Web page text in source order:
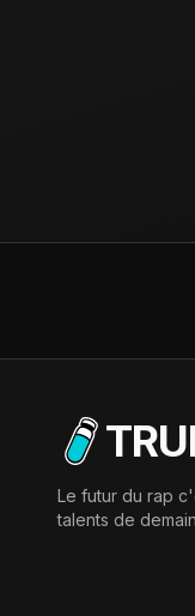
Le futur du rap
talents de